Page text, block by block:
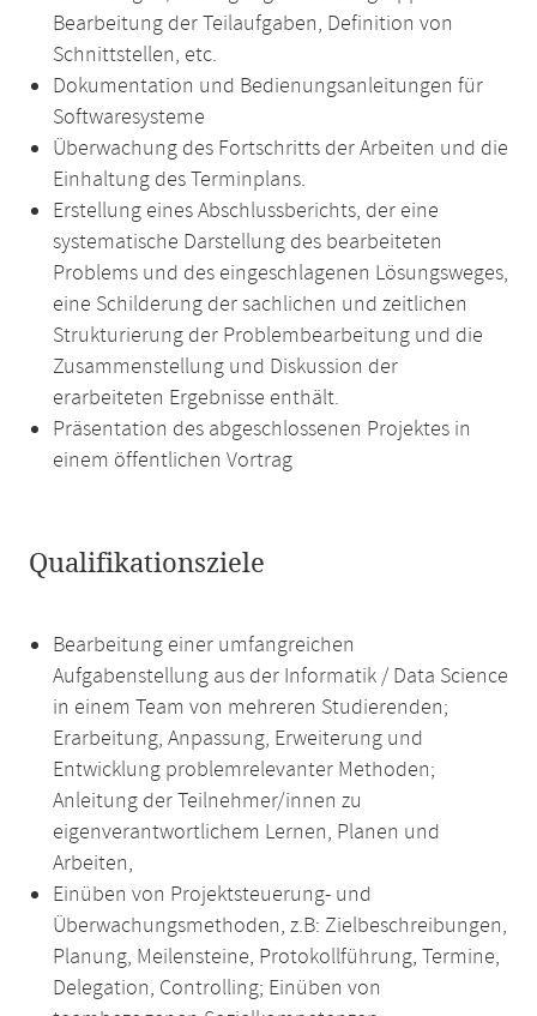
Bearbeitung der Teilaufgaben, Definition von
Schnittstellen, etc.
Dokumentation und Bedienungsanleitungen für
Softwaresysteme
Überwachung des Fortschritts der Arbeiten und die
Einhaltung des Terminplans.
Erstellung eines Abschlussberichts, der eine
systematische Darstellung des bearbeiteten
Problems und des eingeschlagenen Lösungsweges,
eine Schilderung der sachlichen und zeitlichen
Strukturierung der Problembearbeitung und die
Zusammenstellung und Diskussion der
erarbeiteten Ergebnisse enthält.
Präsentation des abgeschlossenen Projektes in
einem öffentlichen Vortrag
Qualifikationsziele
Bearbeitung einer umfangreichen
Aufgabenstellung aus der Informatik / Data Science
in einem Team von mehreren Studierenden;
Erarbeitung, Anpassung, Erweiterung und
Entwicklung problemrelevanter Methoden;
Anleitung der Teilnehmer/innen zu
eigenverantwortlichem Lernen, Planen und
Arbeiten,
Einüben von Projektsteuerung- und
Überwachungsmethoden, z.B: Zielbeschreibungen,
Planung, Meilensteine, Protokollführung, Termine,
Delegation, Controlling; Einüben von